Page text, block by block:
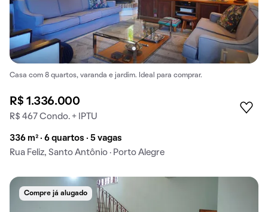
Casa com 8 quartos, varanda e jardim. Ideal para comprar.
R$ 1.336.000
R$ 467 Condo. + IPTU
336 m² · 6 quartos · 5 vagas
Rua Feliz, Santo Antônio · Porto Alegre
Compre já alugado